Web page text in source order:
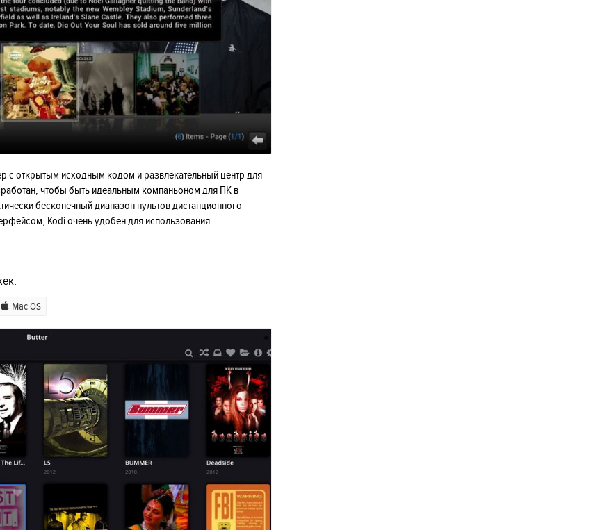
с открытым исходным кодом и развлекательный центр для
чтобы быть идеальным компаньоном для ПК в
бесконечный диапазон пультов дистанционного
Kodi очень удобен для использования.
Mac OS